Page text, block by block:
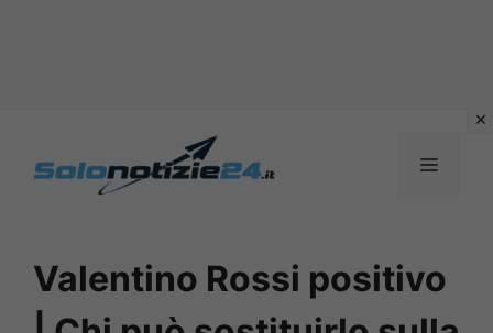
MENU
Valentino Rossi positivo